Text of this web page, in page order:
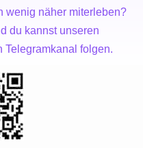
wenig näher miterleben?
du kannst unseren
Telegramkanal folgen.